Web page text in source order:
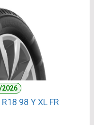
2026
98 Y XL FR